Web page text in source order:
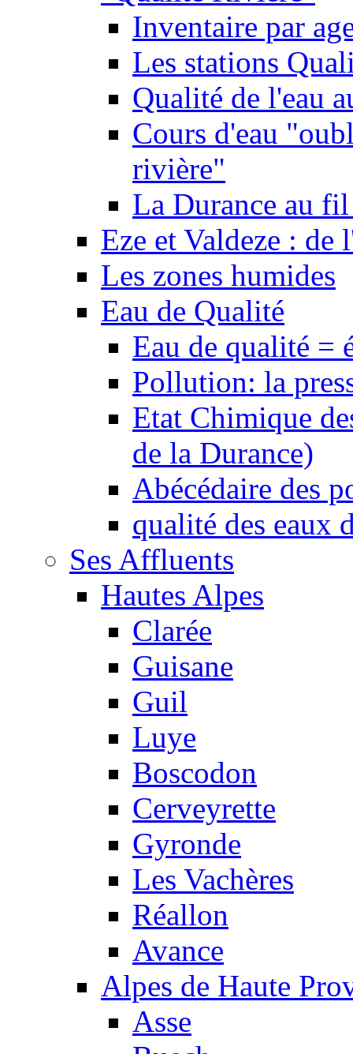
Inventaire par
Les stations
Qualité de l'eau
Cours d'eau
rivière"
La Durance au
Eze et Valdeze : de
Les zones humides
Eau de Qualité
Eau de qualité =
Pollution: la
Etat Chimique
de la Durance)
Abécédaire des
qualité des eaux
Ses Affluents
Hautes Alpes
Clarée
Guisane
Guil
Luye
Boscodon
Cerveyrette
Gyronde
Les Vachères
Réallon
Avance
Alpes de Haute
Asse